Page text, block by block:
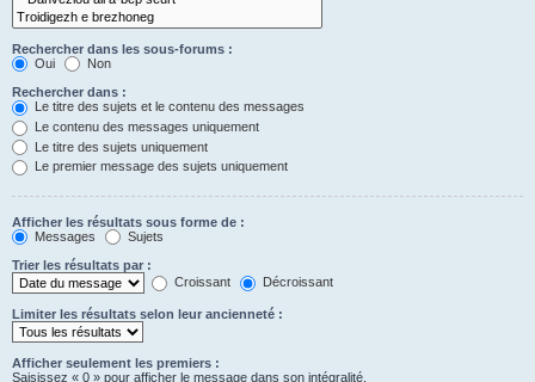
Rechercher dans les sous-forums :
Oui
Non
Rechercher dans :
Le titre des sujets et le contenu des messages
Le contenu des messages uniquement
Le titre des sujets uniquement
Le premier message des sujets uniquement
Afficher les résultats sous forme de :
Messages
Sujets
Trier les résultats par :
Croissant
Décroissant
Limiter les résultats selon leur ancienneté :
Afficher seulement les premiers :
Saisissez « 0 » pour afficher le message dans son intégralité.